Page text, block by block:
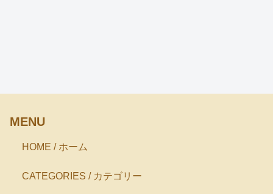
MENU
HOME / ホーム
CATEGORIES / カテゴリー